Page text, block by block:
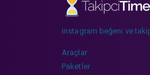
instagram beğeni ve
Araçlar
Paketler